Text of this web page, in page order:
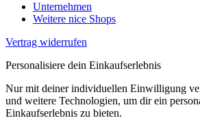
Unternehmen
Weitere nice Shops
Vertrag widerrufen
Personalisiere dein Einkaufserlebnis
Nur mit deiner individuellen Einwilligung
und weitere Technologien, um dir ein
Einkaufserlebnis zu bieten.